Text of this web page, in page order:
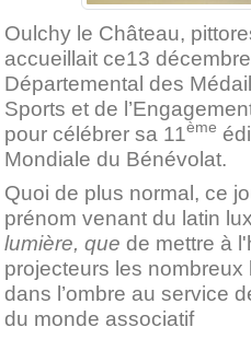
Oulchy le Château,
accueillait ce13
Départemental des
Sports et de
pour célébrer sa 11ème
Mondiale du Bénévolat.
Quoi de plus normal, ce
prénom venant du latin
lumière, que de mettre à
projecteurs les
dans l’ombre au service
du monde associatif